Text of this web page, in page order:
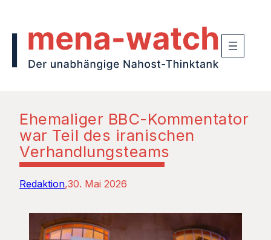
Ehemaliger BBC-Kommentator
war Teil des iranischen
Verhandlungsteams
Redaktion 30. Mai 2026